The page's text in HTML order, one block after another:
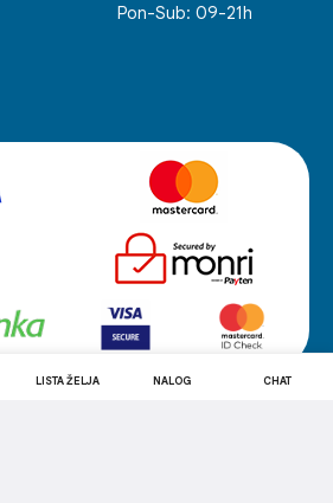
Pon-Sub: 09-21h
LISTA ŽELJA NALOG CHAT